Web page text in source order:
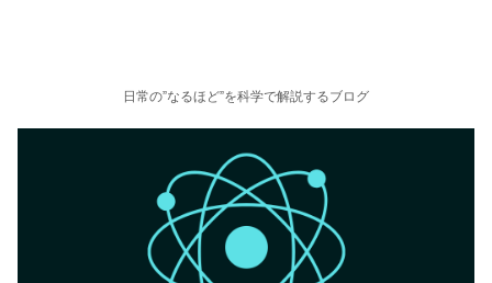
日常の”なるほど”を科学で解説するブログ